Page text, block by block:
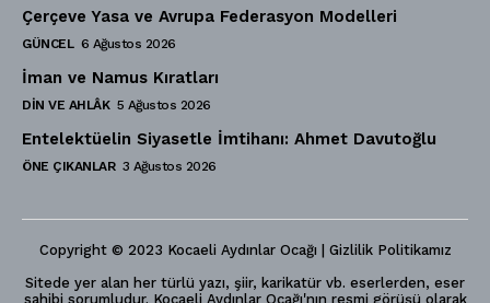
Çerçeve Yasa ve Avrupa Federasyon Modelleri
GÜNCEL 6 Ağustos 2026
İman ve Namus Kıratları
DIN VE AHLÂK 5 Ağustos 2026
Entelektüelin Siyasetle İmtihanı: Ahmet Davutoğlu
ÖNE ÇIKANLAR 3 Ağustos 2026
Copyright © 2023 Kocaeli Aydınlar Ocağı | Gizlilik Politikamız
Sitede yer alan her türlü yazı, şiir, karikatür vb. eserlerden, eser
sahibi sorumludur. Kocaeli Aydınlar Ocağı'nın resmi görüşü olarak